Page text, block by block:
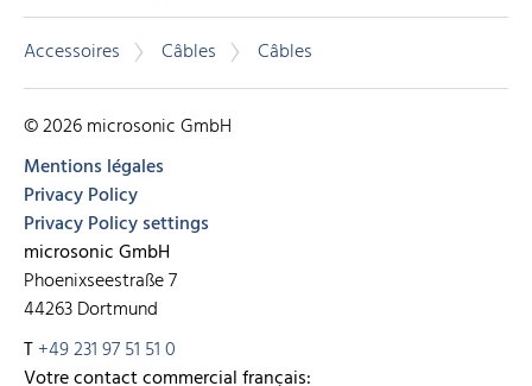
Accessoires Câbles Câbles
© 2026 microsonic GmbH
Mentions légales
Privacy Policy
Privacy Policy settings
microsonic GmbH
Phoenixseestraße 7
44263 Dortmund
T+49 231 97 51 51 0
Votre contact commercial français: